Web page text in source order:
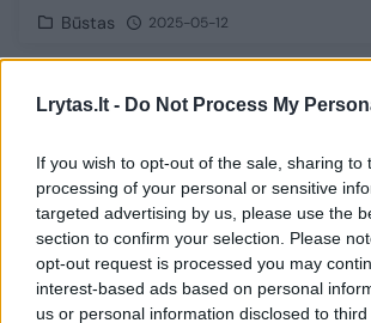
Lrytas.lt - Do Not Process My
If you wish to opt-out of the sale, sharing to
processing of your personal or sensitive
targeted advertising by us, please use the
section to confirm your selection. Please
opt-out request is processed you may
interest-based ads based on personal
us or personal information disclosed to
Būstas 2025-05-12